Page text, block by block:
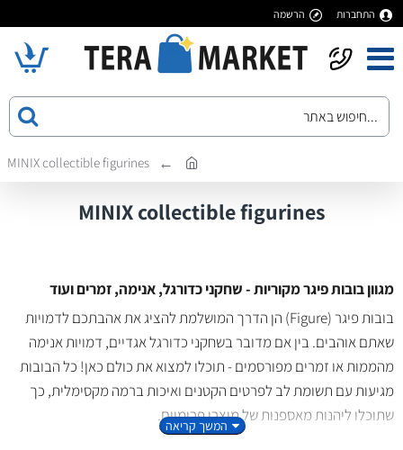
התחברות הרשמה
MINIX collectible figurines
MINIX collectible figurines
מגוון בובות פיגר מקוריות - שחקני כדורגל, אנימה, זמרים ועוד
בובות פיגר (Figure) הן הדרך המושלמת להציג את אהבתכם לדמויות
שאתם אוהבים. בין אם מדובר בשחקני כדורגל אגדיים, דמויות אנימה
מהממות או זמרים מפורסמים - תוכלו למצוא את כולם כאן! כל הבובות
מגיעות עם תשומת לב לפרטים הקטנים ואיכות ברמה מקסימלית, כך
שתוכלו ליהנות מאספנות של מוצרי פרימיום.